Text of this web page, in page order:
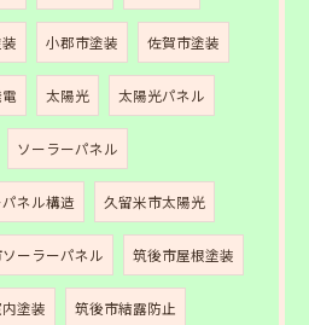
小郡市塗装 佐賀市塗装
太陽光 太陽光パネル
ソーラーパネル
ネル構造 久留米市太陽光
ーラーパネル 筑後市屋根塗装
塗装 筑後市結露防止